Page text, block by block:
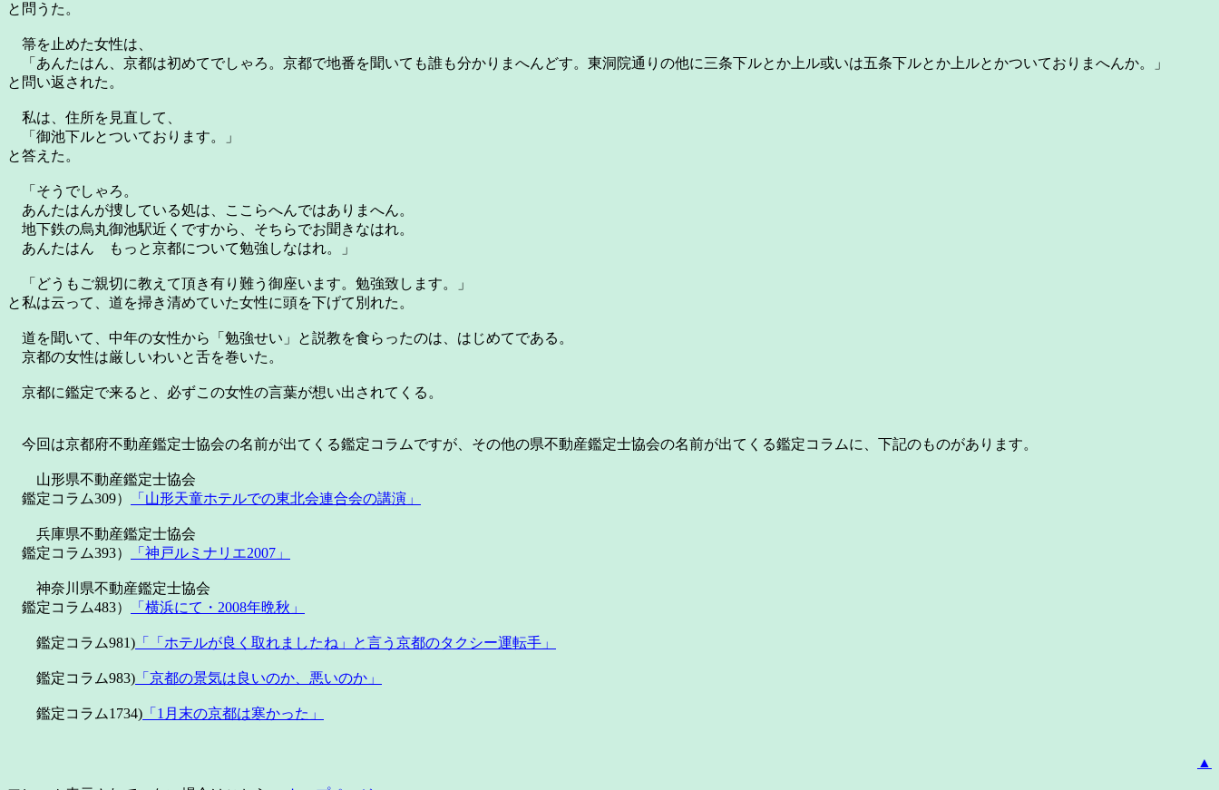
と問うた。
箒を止めた女性は、
「あんたはん、京都は初めてでしゃろ。京都で地番を聞いても誰も分かりまへんどす。東洞院通りの他に三条下ルとか上ル或いは五条下ルとか上ルとかついておりまへんか。」
と問い返された。
私は、住所を見直して、
「御池下ルとついております。」
と答えた。
「そうでしゃろ。
あんたはんが捜している処は、ここらへんではありまへん。
地下鉄の烏丸御池駅近くですから、そちらでお聞きなはれ。
あんたはん もっと京都について勉強しなはれ。」
「どうもご親切に教えて頂き有り難う御座います。勉強致します。」
と私は云って、道を掃き清めていた女性に頭を下げて別れた。
道を聞いて、中年の女性から「勉強せい」と説教を食らったのは、はじめてである。
京都の女性は厳しいわいと舌を巻いた。
京都に鑑定で来ると、必ずこの女性の言葉が想い出されてくる。
今回は京都府不動産鑑定士協会の名前が出てくる鑑定コラムですが、その他の県不動産鑑定士協会の名前が出てくる鑑定コラムに、下記のものがあります。
山形県不動産鑑定士協会
鑑定コラム309）
「山形天童ホテルでの東北会連合会の講演」
兵庫県不動産鑑定士協会
鑑定コラム393）
「神戸ルミナリエ2007」
神奈川県不動産鑑定士協会
鑑定コラム483）
「横浜にて・2008年晩秋」
鑑定コラム981) 「「ホテルが良く取れましたね」と言う京都のタクシー運転手」
鑑定コラム983) 「京都の景気は良いのか、悪いのか」
鑑定コラム1734) 「1月末の京都は寒かった」
▲